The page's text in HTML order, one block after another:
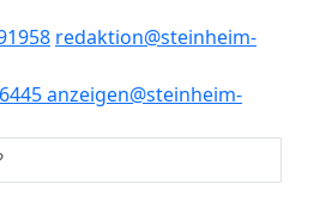
redaktion@steinheim-
anzeigen@steinheim-